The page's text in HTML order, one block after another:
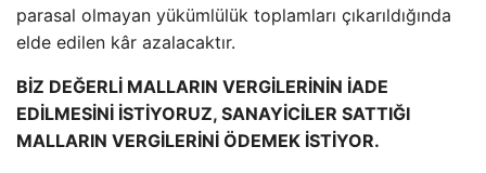
parasal olmayan yükümlülük toplamları çıkarıldığında
elde edilen kâr azalacaktır.
BİZ DEĞERLİ MALLARIN VERGİLERİNİN İADE
EDİLMESİNİ İSTİYORUZ, SANAYİCİLER SATTIĞI
MALLARIN VERGİLERİNİ ÖDEMEK İSTİYOR.